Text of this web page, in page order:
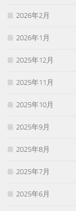
2026年2月
2026年1月
2025年12月
2025年11月
2025年10月
2025年9月
2025年8月
2025年7月
2025年6月